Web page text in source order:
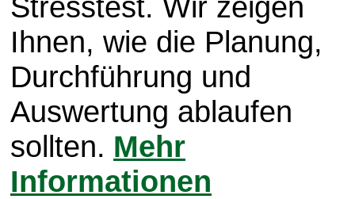
Ihnen, wie die Planung,
Durchführung und
Auswertung ablaufen
sollten. Mehr
Informationen